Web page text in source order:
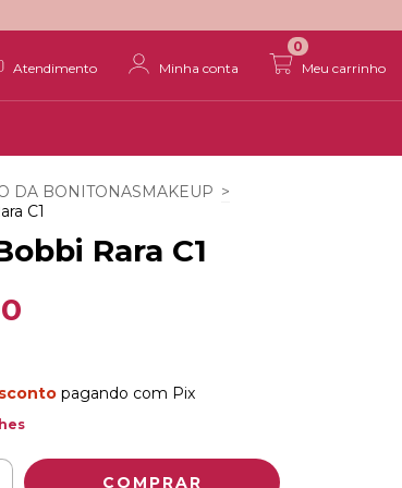
Atendimento Minha conta Meu carrinho
0
DA BONITONASMAKEUP >
C1
Rara C1
pagando com Pix